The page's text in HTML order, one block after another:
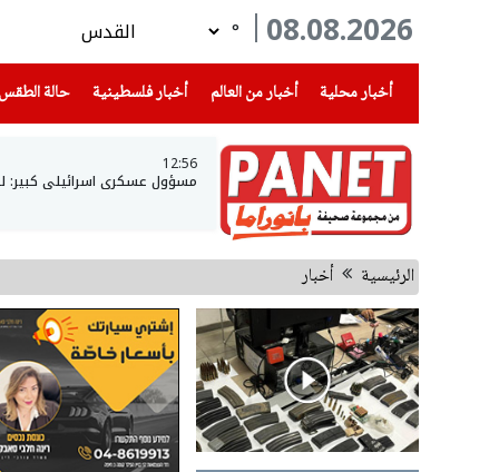
08.08.2026
°
أخبار محلية
(current) أخبار من العالم أخبار فلسطينية(current) حالة الطقس
12:56
مسؤول عسكري اسرائيلي كبير:
الرئيسية أخبار